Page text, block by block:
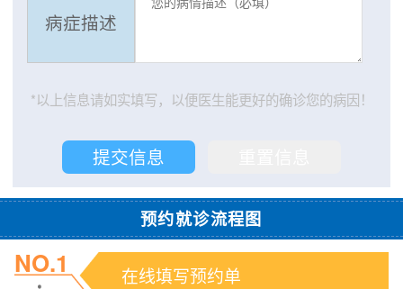
病症描述
*以上信息请如实填写，以便医生能更好的确诊您的病因！
预约就诊流程图
NO.1 在线填写预约单